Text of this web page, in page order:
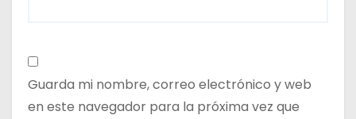
Guarda mi nombre, correo electrónico y web
en este navegador para la próxima vez que